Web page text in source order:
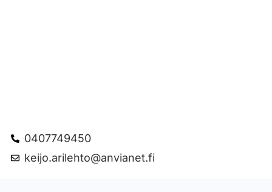
0407749450
keijo.arilehto@anvianet.fi